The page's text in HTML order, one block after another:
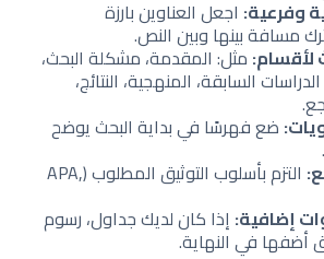
وفرعية:اجعل العناوين بارزة
مسافة بينها وبين النص.
مثل: المقدمة، مشكلة البحث،
السابقة، المنهجية، النتائج،
ضع فهرسًا في بداية البحث يوضح
التزم بأسلوب التوثيق المطلوب (APA,
إضافية:إذا كان لديك جداول، رسوم
أضفها في النهاية.